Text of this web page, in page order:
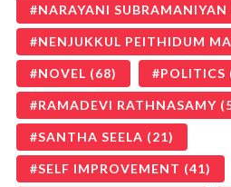
NARAYANI SUBRAMANIYAN
NENJUKKUL PEITHIDUM
NOVEL (68) POLITICS
RAMADEVI RATHNASAMY
SANTHA SEELA (21)
SELF IMPROVEMENT (41)